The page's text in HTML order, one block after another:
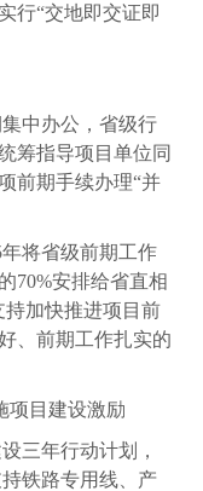
行“交地即交证即
中办公，省级行
筹指导项目单位同
前期手续办理“并
将省级前期工作
70%安排给省直相
持加快推进项目前
、前期工作扎实的
目建设激励
三年行动计划，
铁路专用线、产